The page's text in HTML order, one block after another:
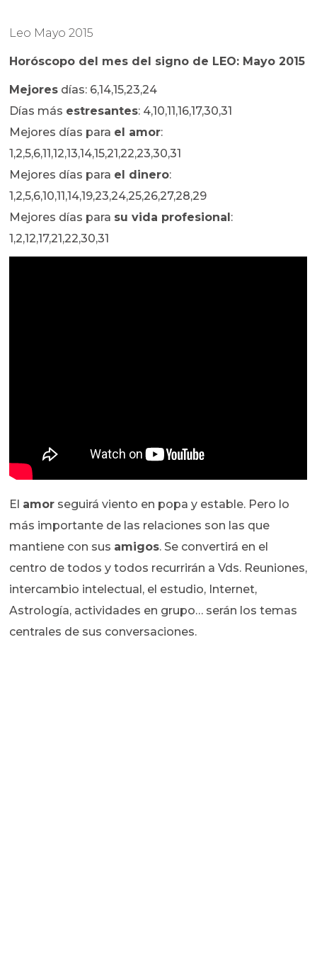
Leo Mayo 2015
Horóscopo del mes del signo de LEO: Mayo 2015
Mejores días: 6,14,15,23,24
Días más estresantes: 4,10,11,16,17,30,31
Mejores días para el amor:
1,2,5,6,11,12,13,14,15,21,22,23,30,31
Mejores días para el dinero:
1,2,5,6,10,11,14,19,23,24,25,26,27,28,29
Mejores días para su vida profesional :
1,2,12,17,21,22,30,31
El amor seguirá viento en popa y estable. Pero lo
más importante de las relaciones son las que
mantiene con sus amigos. Se convertirá en el
centro de todos y todos recurrirán a Vds. Reuniones,
intercambio intelectual, el estudio, Internet,
Astrología, actividades en grupo… serán los temas
centrales de sus conversaciones.